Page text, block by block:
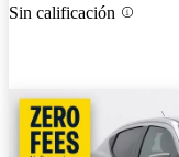
Sin calificación